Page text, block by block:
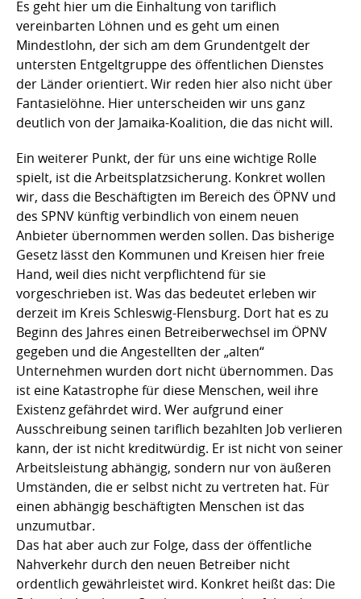
Es geht hier um die Einhaltung von tariflich
vereinbarten Löhnen und es geht um einen
Mindestlohn, der sich am dem Grundentgelt der
untersten Entgeltgruppe des öffentlichen Dienstes
der Länder orientiert. Wir reden hier also nicht über
Fantasielöhne. Hier unterscheiden wir uns ganz
deutlich von der Jamaika-Koalition, die das nicht will.
Ein weiterer Punkt, der für uns eine wichtige Rolle
spielt, ist die Arbeitsplatzsicherung. Konkret wollen
wir, dass die Beschäftigten im Bereich des ÖPNV und
des SPNV künftig verbindlich von einem neuen
Anbieter übernommen werden sollen. Das bisherige
Gesetz lässt den Kommunen und Kreisen hier freie
Hand, weil dies nicht verpflichtend für sie
vorgeschrieben ist. Was das bedeutet erleben wir
derzeit im Kreis Schleswig-Flensburg. Dort hat es zu
Beginn des Jahres einen Betreiberwechsel im ÖPNV
gegeben und die Angestellten der „alten“
Unternehmen wurden dort nicht übernommen. Das
ist eine Katastrophe für diese Menschen, weil ihre
Existenz gefährdet wird. Wer aufgrund einer
Ausschreibung seinen tariflich bezahlten Job verlieren
kann, der ist nicht kreditwürdig. Er ist nicht von seiner
Arbeitsleistung abhängig, sondern nur von äußeren
Umständen, die er selbst nicht zu vertreten hat. Für
einen abhängig beschäftigten Menschen ist das
unzumutbar.
Das hat aber auch zur Folge, dass der öffentliche
Nahverkehr durch den neuen Betreiber nicht
ordentlich gewährleistet wird. Konkret heißt das: Die